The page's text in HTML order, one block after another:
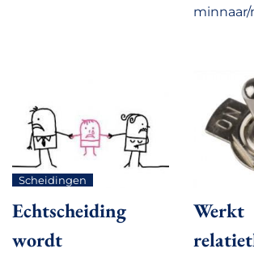
Scheidingen
Echtscheiding
wordt
Werkt